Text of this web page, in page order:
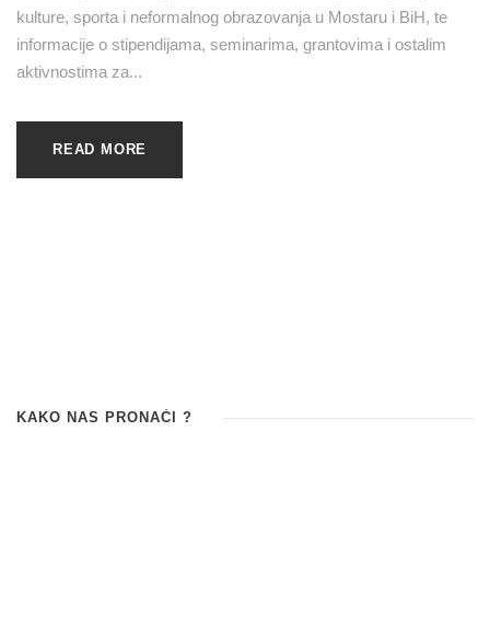
kulture, sporta i neformalnog obrazovanja u Mostaru i BiH, te
informacije o stipendijama, seminarima, grantovima i ostalim
aktivnostima za...
READ MORE
KAKO NAS PRONAĆI ?